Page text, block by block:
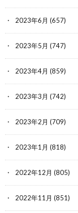
2023年6月 (657)
2023年5月 (747)
2023年4月 (859)
2023年3月 (742)
2023年2月 (709)
2023年1月 (818)
2022年12月 (805)
2022年11月 (851)